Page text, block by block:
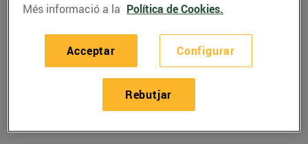
RECEPTES
Arròs caldós de
llamàntol
24/de novembre/2020
Més informació a la Política de Cookies.
Configurar
Rebutjar
Acceptar